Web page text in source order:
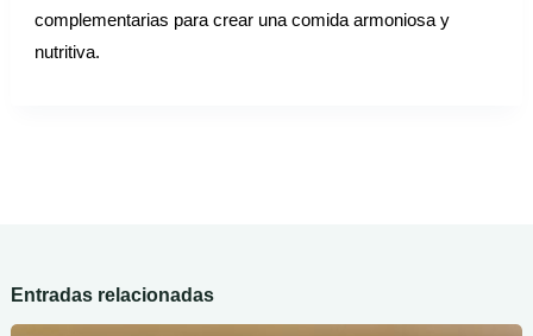
complementarias para crear una comida armoniosa y
nutritiva.
Entradas relacionadas